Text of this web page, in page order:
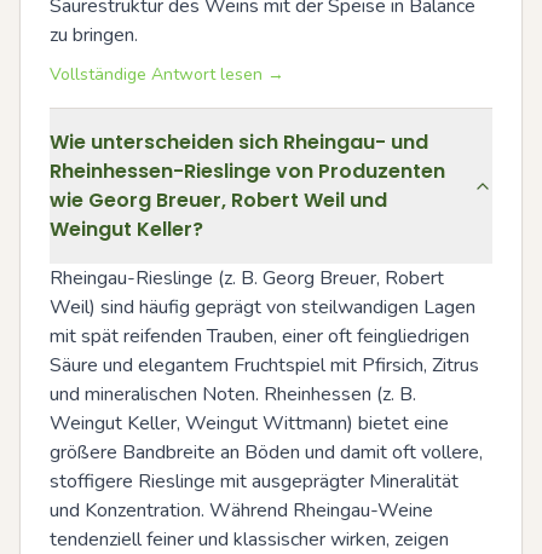
Säurestruktur des Weins mit der Speise in Balance
zu bringen.
Vollständige Antwort lesen →
Wie unterscheiden sich Rheingau- und
Rheinhessen-Rieslinge von Produzenten
wie Georg Breuer, Robert Weil und
Weingut Keller?
Rheingau-Rieslinge (z. B. Georg Breuer, Robert
Weil) sind häufig geprägt von steilwandigen Lagen
mit spät reifenden Trauben, einer oft feingliedrigen
Säure und elegantem Fruchtspiel mit Pfirsich, Zitrus
und mineralischen Noten. Rheinhessen (z. B.
Weingut Keller, Weingut Wittmann) bietet eine
größere Bandbreite an Böden und damit oft vollere,
stoffigere Rieslinge mit ausgeprägter Mineralität
und Konzentration. Während Rheingau-Weine
tendenziell feiner und klassischer wirken, zeigen